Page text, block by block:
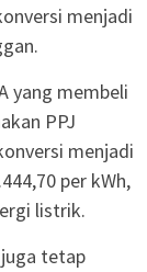
menjadi
yang membeli
PPJ
menjadi
per kWh,
listrik.
tetap